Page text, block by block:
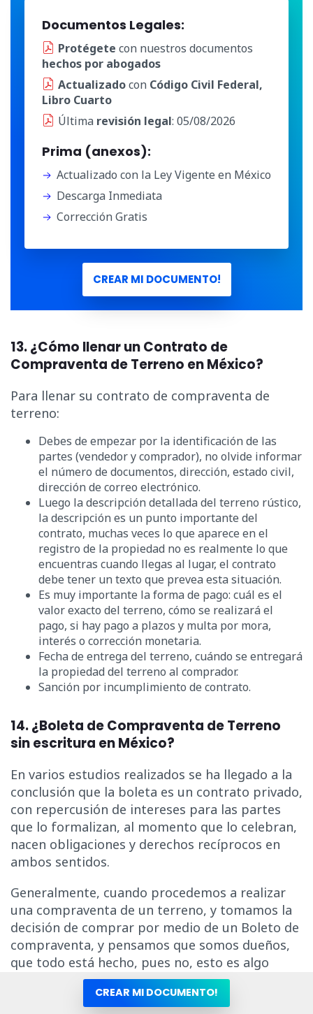
Documentos Legales:
Protégete con nuestros documentos
hechos por abogados
Actualizadocon Código Civil Federal,
Libro Cuarto
Última revisión legal: 05/08/2026
Prima (anexos):
Actualizado con la Ley Vigente en México
Descarga Inmediata
Corrección Gratis
CREAR MI DOCUMENTO!
13. ¿Cómo llenar un Contrato de
Compraventa de Terreno en México?
Para llenar su contrato de compraventa de
terreno:
Debes de empezar por la identificación de las
partes (vendedor y comprador), no olvide informar
el número de documentos, dirección, estado civil,
dirección de correo electrónico.
Luego la descripción detallada del terreno rústico,
la descripción es un punto importante del
contrato, muchas veces lo que aparece en el
registro de la propiedad no es realmente lo que
encuentras cuando llegas al lugar, el contrato
debe tener un texto que prevea esta situación.
Es muy importante la forma de pago: cuál es el
valor exacto del terreno, cómo se realizará el
pago, si hay pago a plazos y multa por mora,
interés o corrección monetaria.
Fecha de entrega del terreno, cuándo se entregará
la propiedad del terreno al comprador.
Sanción por incumplimiento de contrato.
14. ¿Boleta de Compraventa de Terreno
sin escritura en México?
En varios estudios realizados se ha llegado a la
conclusión que la boleta es un contrato privado,
con repercusión de intereses para las partes
que lo formalizan, al momento que lo celebran,
nacen obligaciones y derechos recíprocos en
ambos sentidos.
Generalmente, cuando procedemos a realizar
una compraventa de un terreno, y tomamos la
decisión de comprar por medio de un Boleto de
compraventa, y pensamos que somos dueños,
que todo está hecho, pues no, esto es algo
incorrecto, la boleta no es un documento para
conceder la potestad como dueño o titular de
CREAR MI DOCUMENTO!